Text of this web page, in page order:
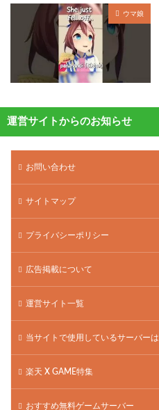
ウマ娘
運営サイトからのお知らせ
お問い合わせ
サイトマップ
プライバシーポリシー
広告掲載について
運営サイト一覧
当サイトで使用しているサーバー
楽天 X GAME特集
おすすめ無料ゲームサーバー